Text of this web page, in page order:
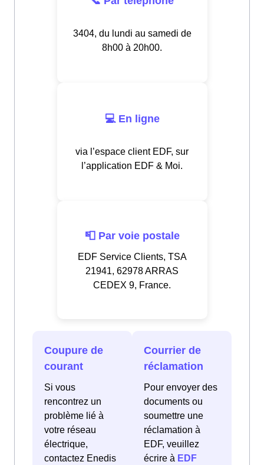
3404, du lundi au samedi de
8h00 à 20h00.
💻 En ligne
via l’espace client EDF, sur
l’application EDF & Moi.
📮 Par voie postale
EDF Service Clients, TSA
21941, 62978 ARRAS
CEDEX 9, France.
Coupure de
courant
Si vous
rencontrez un
problème lié à
votre réseau
électrique,
contactez Enedis
Courrier de
réclamation
Pour envoyer des
documents ou
soumettre une
réclamation à
EDF, veuillez
écrire à EDF